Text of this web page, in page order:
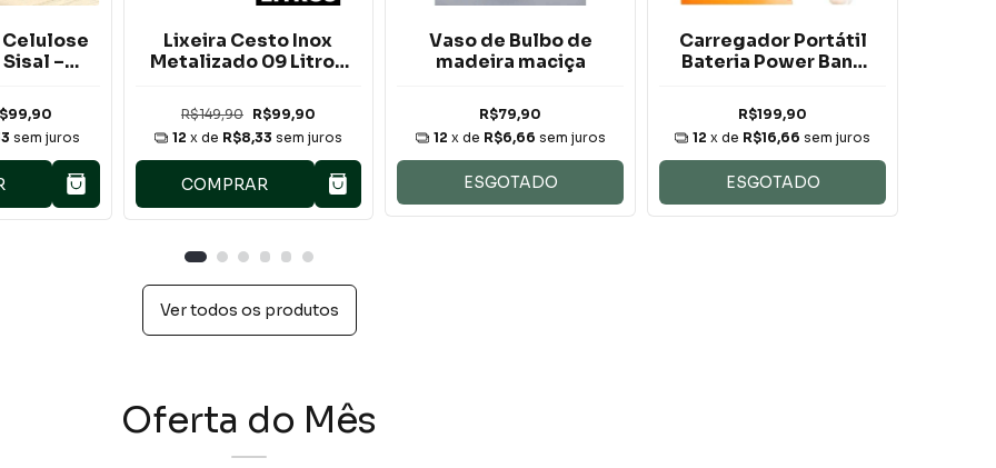
Celulose
–
sem juros
Lixeira Cesto Inox
Metalizado 09 Litros
Label Vermelho Rose
Gold Banheiro
Cozinha
R$149,90
R$99,90
12 x de R$8,33 sem juros
COMPRAR
Vaso de Bulbo de
madeira maciça
R$79,90
12 x de R$6,66 sem juros
ESGOTADO
Carregador Portátil
Bateria Power Bank
22.5W
R$199,90
12 x de R$16,66 sem juros
ESGOTADO
Ver todos os produtos
Oferta do Mês